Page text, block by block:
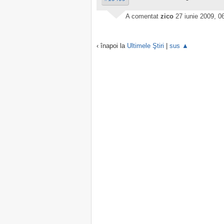
A comentat zico 27 iunie 2009,
‹ înapoi la Ultimele Ştiri sus ▲